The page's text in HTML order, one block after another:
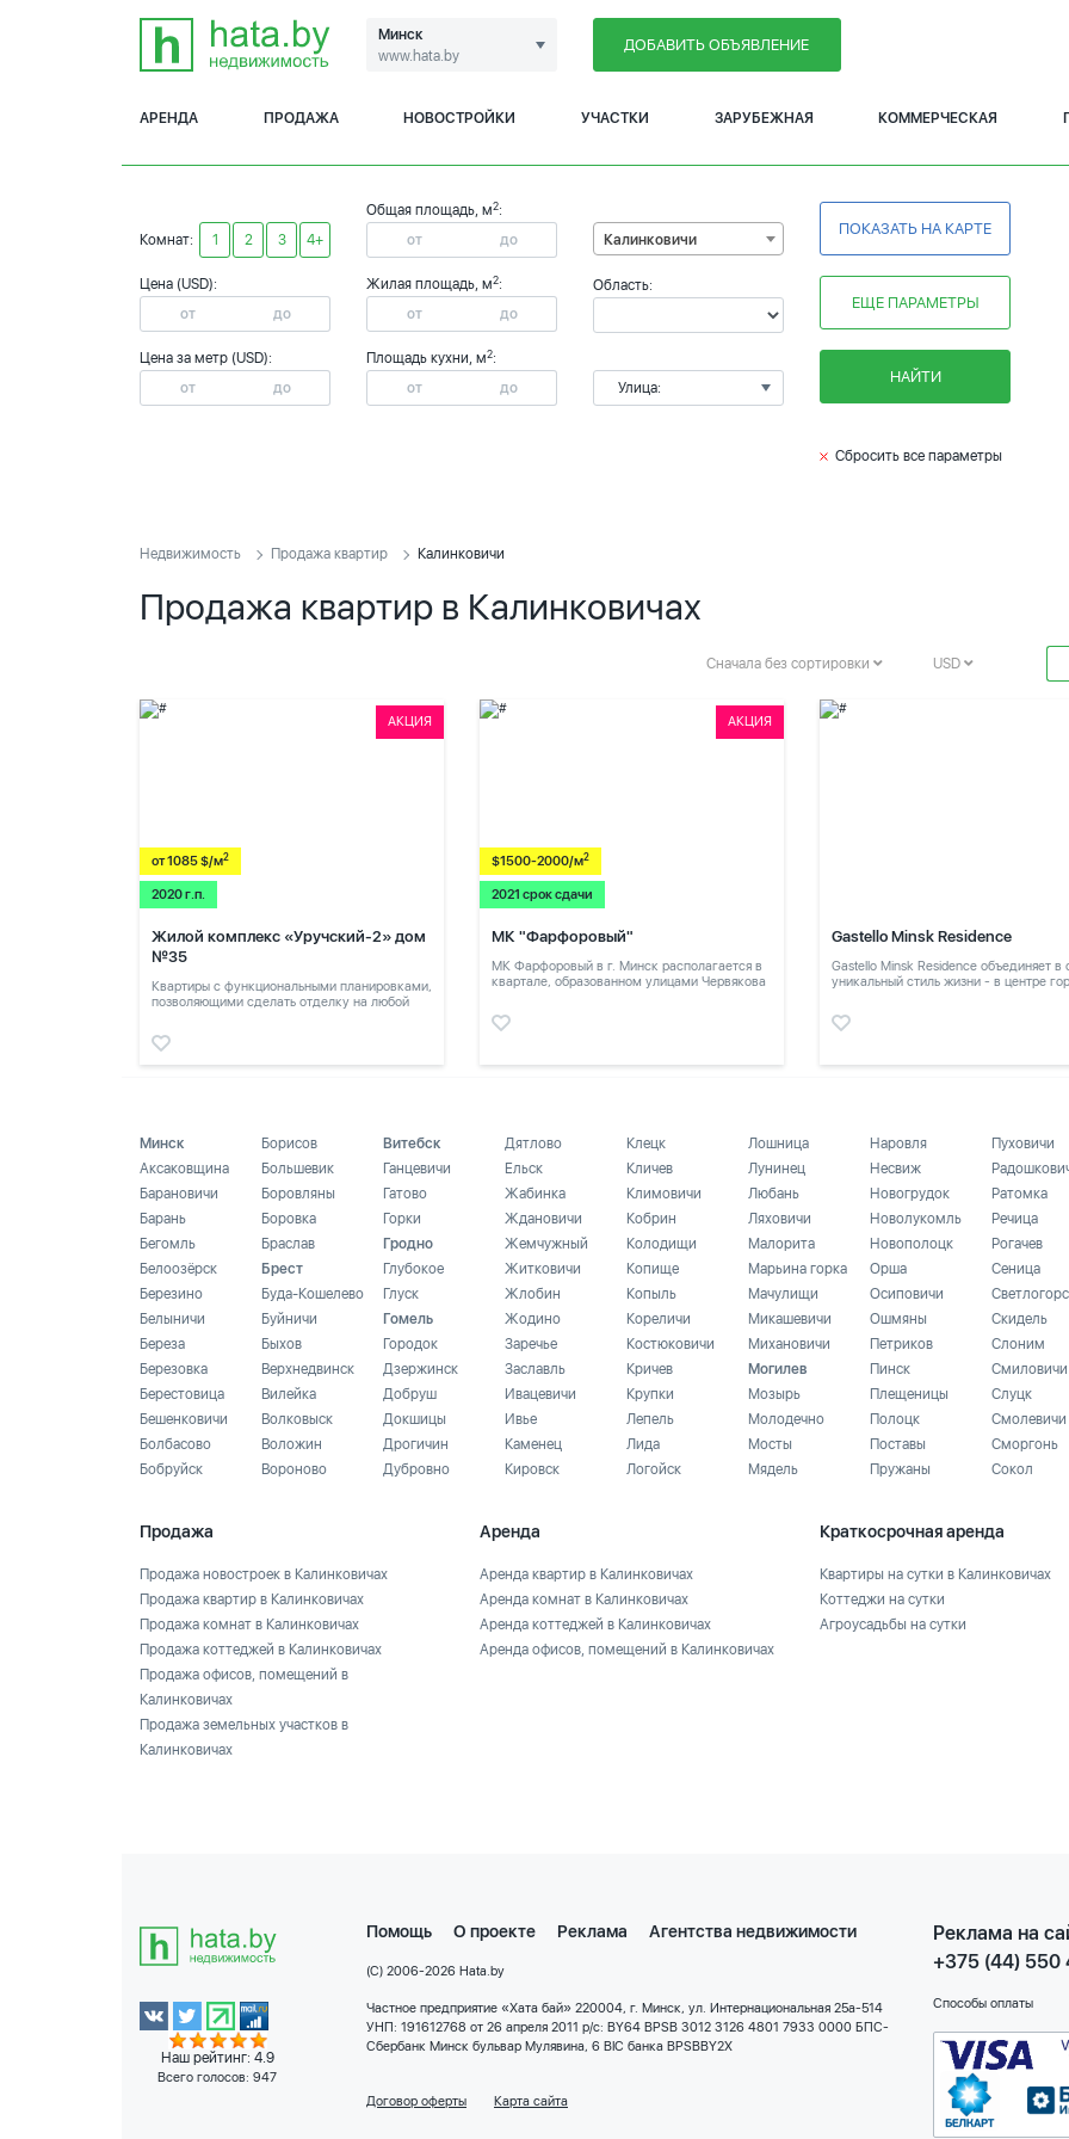
Минск
www.hata.by
ДОБАВИТЬ ОБЪЯВЛЕНИЕ
АРЕНДА ПРОДАЖА НОВОСТРОЙКИ УЧАСТКИ ЗАРУБЕЖНАЯ КОММЕРЧЕСКАЯ
Комнат: 1 2 3 4+
Цена (USD):
Цена за метр (USD):
Общая площадь, м2:
Жилая площадь, м2:
Площадь кухни, м2:
Калинковичи
Область:
Улица:
ПОКАЗАТЬ НА КАРТЕ
ЕЩЕ ПАРАМЕТРЫ
НАЙТИ
Сбросить все параметры
Недвижимость Продажа квартир Калинковичи
Продажа квартир в Калинковичах
Сначала без сортировки USD
АКЦИЯ
от 1085 $/м2
2020 г.п.
Жилой комплекс «Уручский-2» дом
№35
Квартиры с функциональными планировками,
позволяющими сделать отделку на любой
АКЦИЯ
$1500-2000/м2
2021 срок сдачи
МК "Фарфоровый"
МК Фарфоровый в г. Минск располагается в
квартале, образованном улицами Червякова
Gastello Minsk Residence
Gastello Minsk Residence объединяет в
уникальный стиль жизни - в центре
Минск
Аксаковщина
Барановичи
Барань
Бегомль
Белоозёрск
Березино
Белыничи
Береза
Березовка
Берестовица
Бешенковичи
Болбасово
Бобруйск
Борисов
Большевик
Боровляны
Боровка
Браслав
Брест
Буда-Кошелево
Буйничи
Быхов
Верхнедвинск
Вилейка
Волковыск
Воложин
Вороново
Витебск
Ганцевичи
Гатово
Горки
Гродно
Глубокое
Глуск
Гомель
Городок
Дзержинск
Добруш
Докшицы
Дрогичин
Дубровно
Дятлово
Ельск
Жабинка
Ждановичи
Жемчужный
Житковичи
Жлобин
Жодино
Заречье
Заславль
Ивацевичи
Ивье
Каменец
Кировск
Клецк
Кличев
Климовичи
Кобрин
Колодищи
Копище
Копыль
Кореличи
Костюковичи
Кричев
Крупки
Лепель
Лида
Логойск
Лошница
Лунинец
Любань
Ляховичи
Малорита
Марьина горка
Мачулищи
Микашевичи
Михановичи
Могилев
Мозырь
Молодечно
Мосты
Мядель
Наровля
Несвиж
Новогрудок
Новолукомль
Новополоцк
Орша
Осиповичи
Ошмяны
Петриков
Пинск
Плещеницы
Полоцк
Поставы
Пружаны
Пуховичи
Ратомка
Речица
Рогачев
Сеница
Скидель
Слоним
Смиловичи
Слуцк
Смолевичи
Сморгонь
Сокол
Продажа
Продажа новостроек в Калинковичах
Продажа квартир в Калинковичах
Продажа комнат в Калинковичах
Продажа коттеджей в Калинковичах
Продажа офисов, помещений в
Калинковичах
Продажа земельных участков в
Калинковичах
Аренда
Аренда квартир в Калинковичах
Аренда комнат в Калинковичах
Аренда коттеджей в Калинковичах
Аренда офисов, помещений в Калинковичах
Краткосрочная аренда
Квартиры на сутки в Калинковичах
Коттеджи на сутки
Агроусадьбы на сутки
Наш рейтинг: 4.9
Всего голосов: 947
Помощь О проекте Реклама Агентства недвижимости
(C) 2006-2026 Hata.by
Частное предприятие «Хата бай» 220004, г. Минск, ул. Интернациональная 25а-514
УНП: 191612768 от 26 апреля 2011 р/с: BY64 BPSB 3012 3126 4801 7933 0000 БПС-
Сбербанк Минск бульвар Мулявина, 6 BIC банка BPSBBY2X
Договор оферты Карта сайта
Реклама на
+375 (44) 550
Способы оплаты